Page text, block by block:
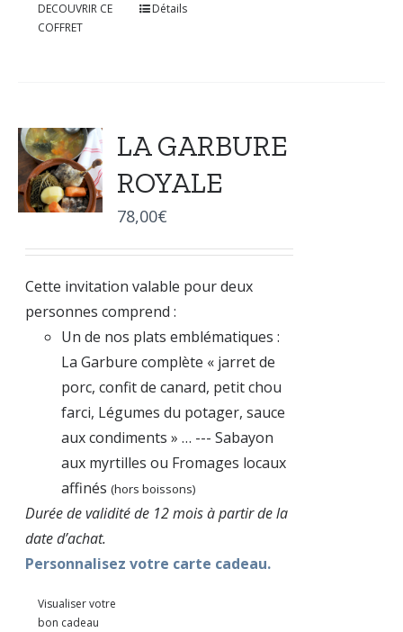
DECOUVRIR CE
COFFRET
Détails
LA GARBURE
ROYALE
78,00€
Cette invitation valable pour deux
personnes comprend :
Un de nos plats emblématiques :
La Garbure complète « jarret de
porc, confit de canard, petit chou
farci, Légumes du potager, sauce
aux condiments » … --- Sabayon
aux myrtilles ou Fromages locaux
affinés(hors boissons)
Durée de validité de 12 mois à partir de la
date d’achat.
Personnalisez votre carte cadeau.
Visualiser votre
bon cadeau